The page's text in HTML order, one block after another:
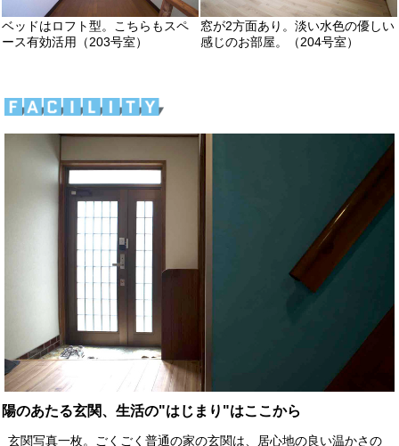
ベッドはロフト型。こちらもスペ
ース有効活用（203号室）
窓が2方面あり。淡い水色の優しい
感じのお部屋。（204号室）
陽のあたる玄関、生活の"はじまり"はここから
玄関写真一枚。ごくごく普通の家の玄関は、居心地の良い温かさの